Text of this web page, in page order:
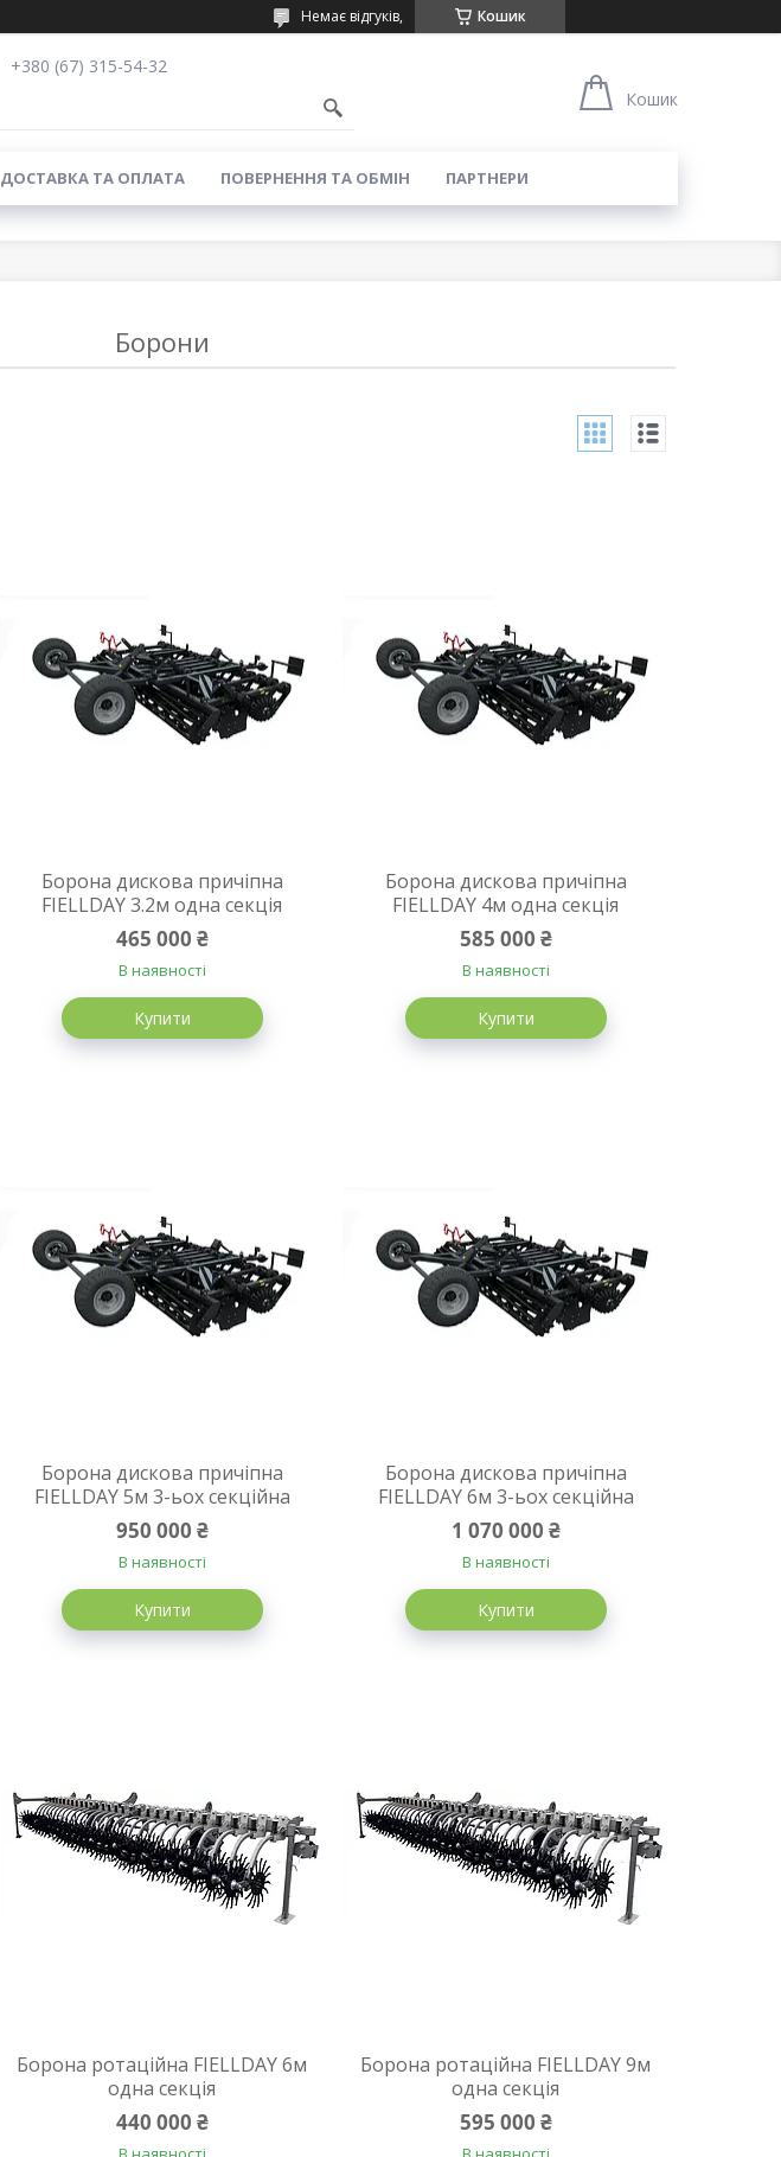
Кошик
Немає відгуків,
+380 (67) 315-54-32
Кошик
ДОСТАВКА ТА ОПЛАТА ПОВЕРНЕННЯ ТА ОБМІН ПАРТНЕРИ
Борони
Борона дискова причіпна
FIELLDAY 3.2м одна секція
465 000 ₴
В наявності
Купити
Борона дискова причіпна
FIELLDAY 4м одна секція
585 000 ₴
В наявності
Купити
Борона дискова причіпна
FIELLDAY 5м 3-ьох секційна
950 000 ₴
В наявності
Купити
Борона дискова причіпна
FIELLDAY 6м 3-ьох секційна
1 070 000 ₴
В наявності
Купити
Борона ротаційна FIELLDAY 6м
одна секція
440 000 ₴
Борона ротаційна FIELLDAY 9м
одна секція
595 000 ₴